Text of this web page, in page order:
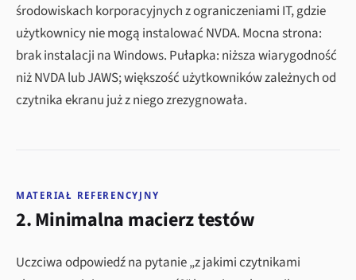
środowiskach korporacyjnych z ograniczeniami IT, gdzie
użytkownicy nie mogą instalować NVDA. Mocna strona:
brak instalacji na Windows. Pułapka: niższa wiarygodność
niż NVDA lub JAWS; większość użytkowników zależnych od
czytnika ekranu już z niego zrezygnowała.
MATERIAŁ REFERENCYJNY
2. Minimalna macierz testów
Uczciwa odpowiedź na pytanie „z jakimi czytnikami